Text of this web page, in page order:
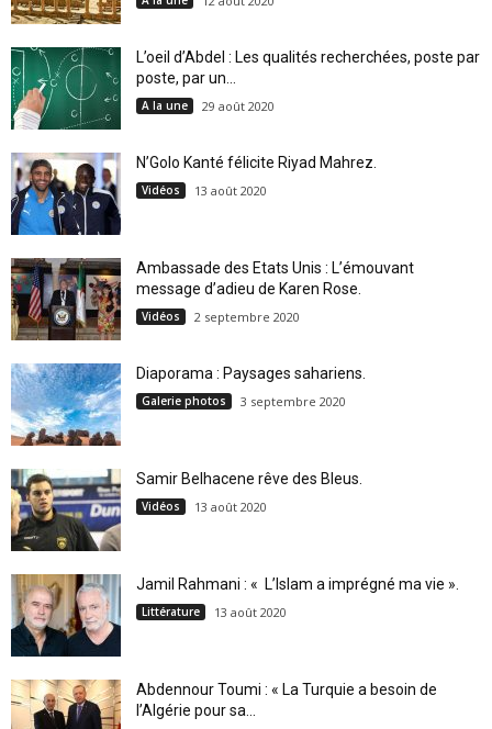
L’oeil d’Abdel : Les qualités recherchées, poste par
poste, par un...
A la une 29 août 2020
N’Golo Kanté félicite Riyad Mahrez.
Vidéos 13 août 2020
Ambassade des Etats Unis : L’émouvant
message d’adieu de Karen Rose.
Vidéos 2 septembre 2020
Diaporama : Paysages sahariens.
Galerie photos 3 septembre 2020
Samir Belhacene rêve des Bleus.
Vidéos 13 août 2020
Jamil Rahmani : « L’Islam a imprégné ma vie ».
Littérature 13 août 2020
Abdennour Toumi : « La Turquie a besoin de
l’Algérie pour sa...